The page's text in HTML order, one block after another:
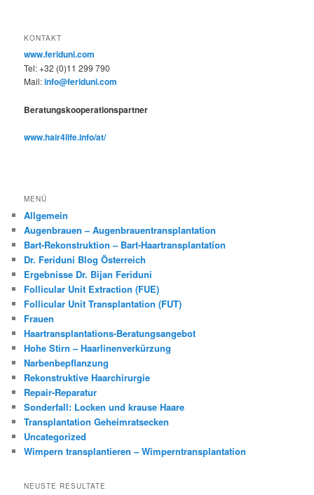
KONTAKT
www.feriduni.com
Tel: +32 (0)11 299 790
Mail:info@feriduni.com
Beratungskooperationspartner
www.hair4life.info/at/
MENÜ
Allgemein
Augenbrauen – Augenbrauentransplantation
Bart-Rekonstruktion – Bart-Haartransplantation
Dr. Feriduni Blog Österreich
Ergebnisse Dr. Bijan Feriduni
Follicular Unit Extraction (FUE)
Follicular Unit Transplantation (FUT)
Frauen
Haartransplantations-Beratungsangebot
Hohe Stirn – Haarlinenverkürzung
Narbenbepflanzung
Rekonstruktive Haarchirurgie
Repair-Reparatur
Sonderfall: Locken und krause Haare
Transplantation Geheimratsecken
Uncategorized
Wimpern transplantieren – Wimperntransplantation
NEUSTE RESULTATE